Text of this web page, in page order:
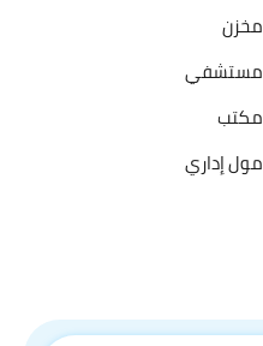
مخزن
مستشفي
مكتب
مول إداري